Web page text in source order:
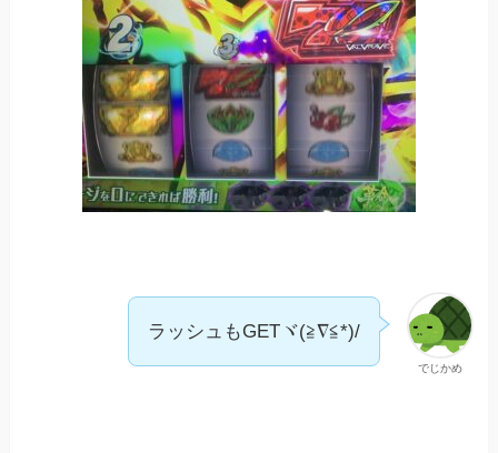
でじかめ
ラッシュもGETヾ(≧∇≦*)/